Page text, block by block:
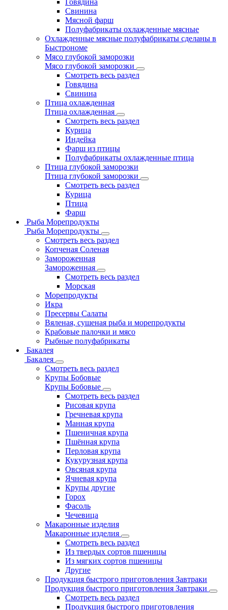
Говядина
Свинина
Мясной фарш
Полуфабрикаты охлажденные мясные
Охлажденные мясные полуфабрикаты сделаны в
Быстрономе
Мясо глубокой заморозки
Мясо глубокой заморозки
Смотреть весь раздел
Говядина
Свинина
Птица охлажденная
Птица охлажденная
Смотреть весь раздел
Курица
Индейка
Фарш из птицы
Полуфабрикаты охлажденные птица
Птица глубокой заморозки
Птица глубокой заморозки
Смотреть весь раздел
Курица
Птица
Фарш
Рыба Морепродукты
Рыба Морепродукты
Смотреть весь раздел
Копченая Соленая
Замороженная
Замороженная
Смотреть весь раздел
Морская
Морепродукты
Икра
Пресервы Салаты
Вяленая, сушеная рыба и морепродукты
Крабовые палочки и мясо
Рыбные полуфабрикаты
Бакалея
Бакалея
Смотреть весь раздел
Крупы Бобовые
Крупы Бобовые
Смотреть весь раздел
Рисовая крупа
Гречневая крупа
Манная крупа
Пшеничная крупа
Пшённая крупа
Перловая крупа
Кукурузная крупа
Овсяная крупа
Ячневая крупа
Крупы другие
Горох
Фасоль
Чечевица
Макаронные изделия
Макаронные изделия
Смотреть весь раздел
Из твердых сортов пшеницы
Из мягких сортов пшеницы
Другие
Продукция быстрого приготовления Завтраки
Продукция быстрого приготовления Завтраки
Смотреть весь раздел
Продукция быстрого приготовления